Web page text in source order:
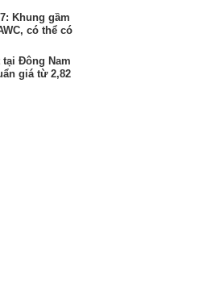
Khung gầm
có thể có
tại Đông Nam
giá từ 2,82